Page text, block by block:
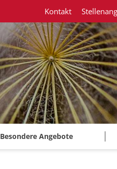
Besondere Angebote
Kontakt